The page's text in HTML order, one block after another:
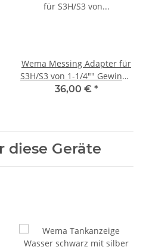
Wema Messing Adapter für
S3H/S3 von 1-1/4"" Gewinde
zu 1-1/2"" Gewinde
36,00 € *
diese Geräte